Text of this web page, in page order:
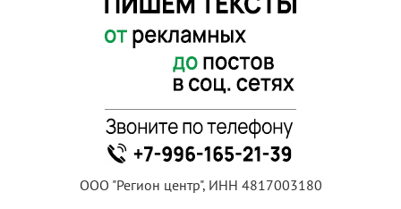
ООО "Регион центр", ИНН 4817003180